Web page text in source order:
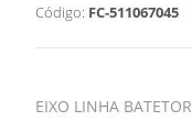
Código: FC-511067045
EIXO LINHA BATETOR